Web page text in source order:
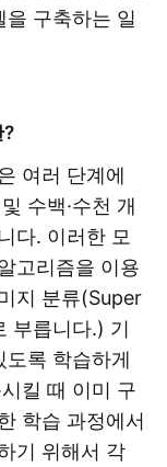
을 구축하는 일
여러 단계에
수백·수천 개
다. 이러한 모
고리즘을 이용
지 분류(Super
부릅니다.) 기
록 학습하게
킬 때 이미 구
학습 과정에서
기 위해서 각